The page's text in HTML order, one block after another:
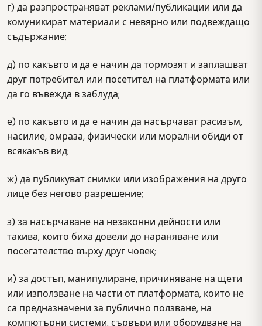
г) да разпространяват реклами/публикации или да
комуникират материали с невярно или подвеждащо
съдържание;
д) по какъвто и да е начин да тормозят и заплашват
друг потребител или посетител на платформата или
да го въвежда в заблуда;
е) по какъвто и да е начин да насърчават расизъм,
насилие, омраза, физически или морални обиди от
всякакъв вид;
ж) да публикуват снимки или изображения на друго
лице без негово разрешение;
з) за насърчаване на незаконни дейности или
такива, които биха довели до нараняване или
посегателство върху друг човек;
и) за достъп, манипулиране, причиняване на щети
или използване на части от платформата, които не
са предназначени за публично ползване, на
компютърни системи, сървъри или оборудване на